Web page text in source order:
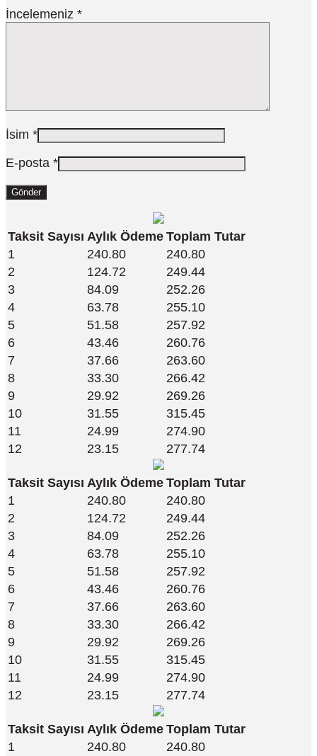
İncelemeniz *
İsim *
E-posta *
Taksit Sayısı Aylık Ödeme Toplam Tutar
1
240.80
240.80
2
124.72
249.44
3
84.09
252.26
4
63.78
255.10
5
51.58
257.92
6
43.46
260.76
7
37.66
263.60
8
33.30
266.42
9
29.92
269.26
10
31.55
315.45
11
24.99
274.90
12
23.15 277.74
Taksit Sayısı Aylık Ödeme Toplam Tutar
1
240.80
240.80
2
124.72
249.44
3
84.09
252.26
4
63.78
255.10
5
51.58
257.92
6
43.46
260.76
7
37.66
263.60
8
33.30
266.42
9
29.92
269.26
10
31.55
315.45
11
24.99
274.90
12
23.15 277.74
Taksit Sayısı Aylık Ödeme Toplam Tutar
1
240.80
240.80